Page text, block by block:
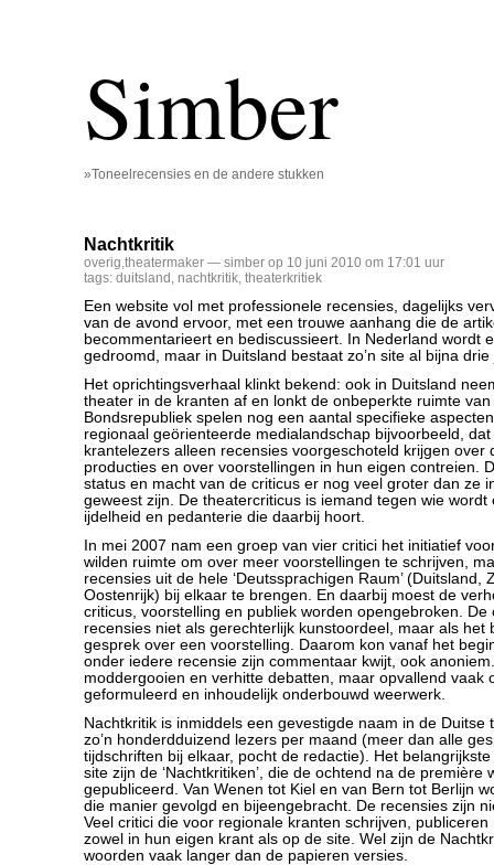
Simber
»Toneelrecensies en de andere stukken
Nachtkritik
overig,theatermaker — simber op 10 juni 2010 om 17:01 uur
tags: duitsland , nachtkritik, theaterkritiek
Een website vol met professionele recensies, dagelijks
van de avond ervoor, met een trouwe aanhang die de
becommentarieert en bediscussieert. In Nederland wordt
gedroomd, maar in Duitsland bestaat zo’n site al bijna
Het oprichtingsverhaal klinkt bekend: ook in Duitsland
theater in de kranten af en lonkt de onbeperkte ruimte
Bondsrepubliek spelen nog een aantal specifieke
regionaal geörienteerde medialandschap bijvoorbeeld,
krantelezers alleen recensies voorgeschoteld krijgen over
producties en over voorstellingen in hun eigen contreien.
status en macht van de criticus er nog veel groter dan ze
geweest zijn. De theatercriticus is iemand tegen wie wordt
ijdelheid en pedanterie die daarbij hoort.
In mei 2007 nam een groep van vier critici het initiatief
wilden ruimte om over meer voorstellingen te schrijven,
recensies uit de hele ‘Deutssprachigen Raum’ (Duitsland,
Oostenrijk) bij elkaar te brengen. En daarbij moest de
criticus, voorstelling en publiek worden opengebroken. De
recensies niet als gerechterlijk kunstoordeel, maar als het
gesprek over een voorstelling. Daarom kon vanaf het
onder iedere recensie zijn commentaar kwijt, ook
moddergooien en verhitte debatten, maar opvallend vaak
geformuleerd en inhoudelijk onderbouwd weerwerk.
Nachtkritik is inmiddels een gevestigde naam in de Duitse
zo’n honderdduizend lezers per maand (meer dan alle
tijdschriften bij elkaar, pocht de redactie). Het
site zijn de ‘Nachtkritiken’, die de ochtend na de première
gepubliceerd. Van Wenen tot Kiel en van Bern tot Berlijn
die manier gevolgd en bijeengebracht. De recensies zijn
Veel critici die voor regionale kranten schrijven, publiceren
zowel in hun eigen krant als op de site. Wel zijn de
woorden vaak langer dan de papieren versies.